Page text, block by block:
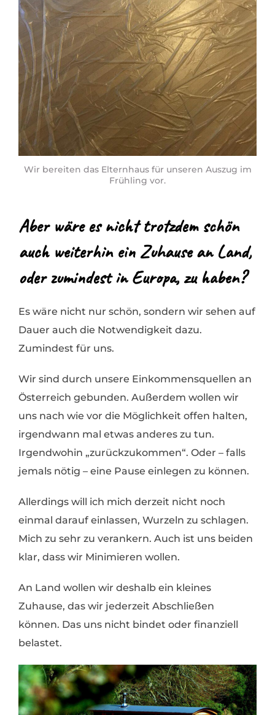
Wir bereiten das Elternhaus für unseren Auszug im
Frühling vor.
Aber wäre es nicht trotzdem schön
auch weiterhin ein Zuhause an Land,
oder zumindest in Europa, zu haben?
Es wäre nicht nur schön, sondern wir sehen auf
Dauer auch die Notwendigkeit dazu.
Zumindest für uns.
Wir sind durch unsere Einkommensquellen an
Österreich gebunden. Außerdem wollen wir
uns nach wie vor die Möglichkeit offen halten,
irgendwann mal etwas anderes zu tun.
Irgendwohin „zurückzukommen“. Oder – falls
jemals nötig – eine Pause einlegen zu können.
Allerdings will ich mich derzeit nicht noch
einmal darauf einlassen, Wurzeln zu schlagen.
Mich zu sehr zu verankern. Auch ist uns beiden
klar, dass wir Minimieren wollen.
An Land wollen wir deshalb ein kleines
Zuhause, das wir jederzeit Abschließen
können. Das uns nicht bindet oder finanziell
belastet.